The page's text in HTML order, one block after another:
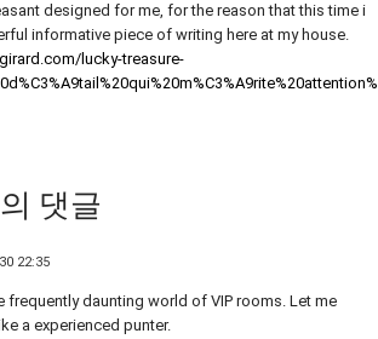
designed for me, for the reason that this time i
informative piece of writing here at my house.
lucky-treasure-
댓글
22:35
frequently daunting world of VIP rooms. Let me
a experienced punter.